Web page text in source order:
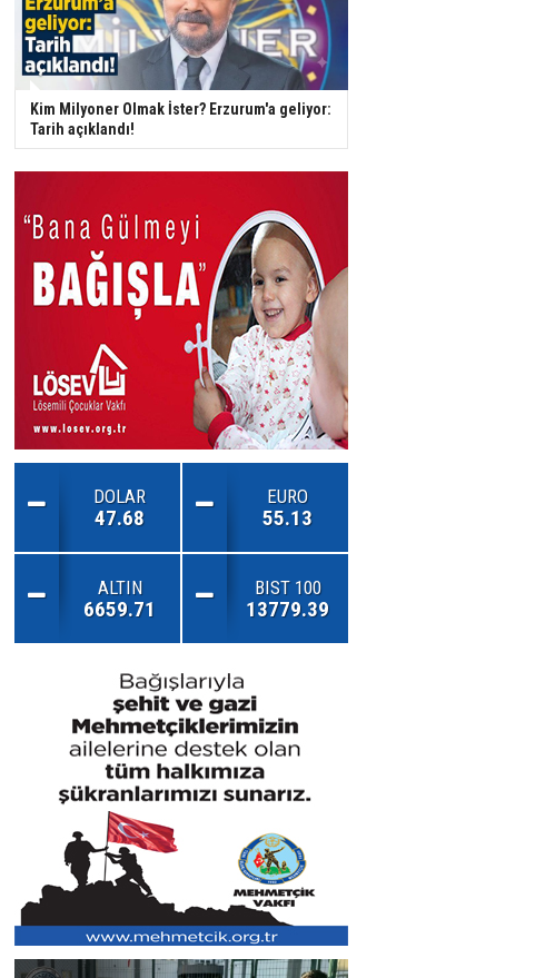
Kim Milyoner Olmak İster? Erzurum'a geliyor:
Tarih açıklandı!
DOLAR
47.68
EURO
55.13
ALTIN
6659.71
BIST 100
13779.39